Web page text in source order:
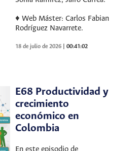
♦ Web Máster: Carlos Fabian
Rodríguez Navarrete.
18 de julio de 2026 |00:41:02
E68 Productividad y
crecimiento
económico en
Colombia